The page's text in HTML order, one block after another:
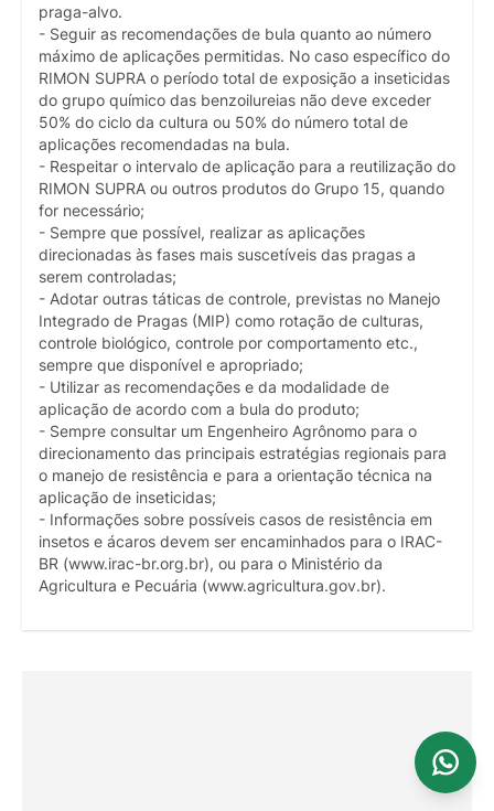
praga-alvo.
- Seguir as recomendações de bula quanto ao número
máximo de aplicações permitidas. No caso específico do
RIMON SUPRA o período total de exposição a inseticidas
do grupo químico das benzoilureias não deve exceder
50% do ciclo da cultura ou 50% do número total de
aplicações recomendadas na bula.
- Respeitar o intervalo de aplicação para a reutilização do
RIMON SUPRA ou outros produtos do Grupo 15, quando
for necessário;
- Sempre que possível, realizar as aplicações
direcionadas às fases mais suscetíveis das pragas a
serem controladas;
- Adotar outras táticas de controle, previstas no Manejo
Integrado de Pragas (MIP) como rotação de culturas,
controle biológico, controle por comportamento etc.,
sempre que disponível e apropriado;
- Utilizar as recomendações e da modalidade de
aplicação de acordo com a bula do produto;
- Sempre consultar um Engenheiro Agrônomo para o
direcionamento das principais estratégias regionais para
o manejo de resistência e para a orientação técnica na
aplicação de inseticidas;
- Informações sobre possíveis casos de resistência em
insetos e ácaros devem ser encaminhados para o IRAC-
BR (www.irac-br.org.br), ou para o Ministério da
Agricultura e Pecuária (www.agricultura.gov.br).